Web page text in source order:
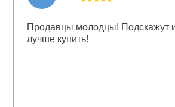
Продавцы молодцы! Подскажут
лучше купить!